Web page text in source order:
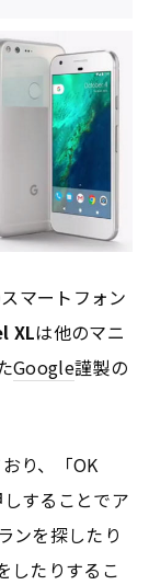
マートフォン
XLは他のマニ
Google謹製の
り、「OK
することでア
ンを探したり
したりするこ